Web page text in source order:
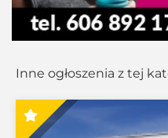
Inne ogłoszenia z tej